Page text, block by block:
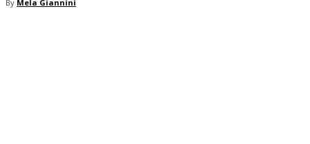
By Mela Giannini